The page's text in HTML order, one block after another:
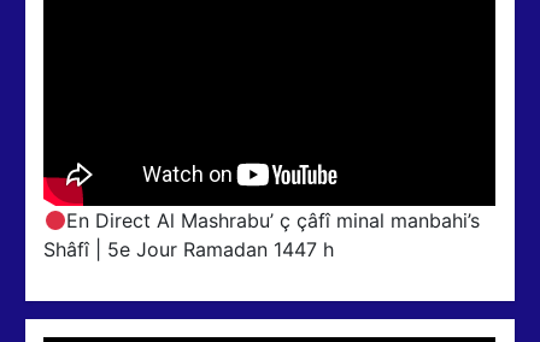
En Direct Al Mashrabu’ ç çâfî minal manbahi’s
Shâfî | 5e Jour Ramadan 1447 h